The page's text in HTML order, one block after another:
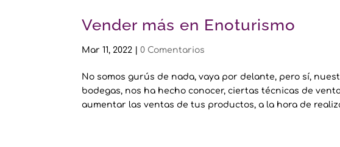
Vender más en Enoturismo
Mar 11, 2022 |0 Comentarios
No somos gurús de nada, vaya por delante, pero sí,
bodegas, nos ha hecho conocer, ciertas técnicas de
aumentar las ventas de tus productos, a la hora de